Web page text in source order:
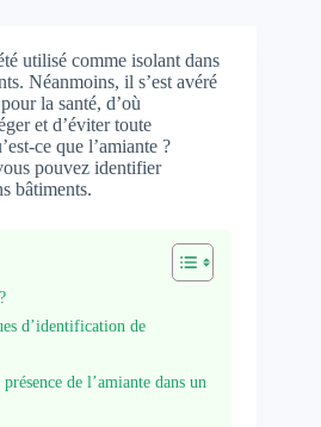
utilisé comme isolant dans
Néanmoins, il s’est avéré
la santé, d’où
et d’éviter toute
ce que l’amiante ?
pouvez identifier
bâtiments.
d’identification de
de l’amiante dans un